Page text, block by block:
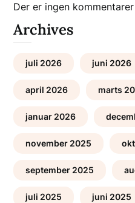
Der er ingen
Archives
juli 2026 juni 2026
april 2026 marts
januar 2026
november 2025
september 2025
juli 2025 juni 2025